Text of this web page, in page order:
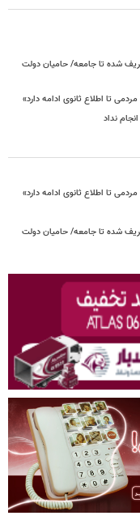
شده تا جامعه/ حامیان دولت
تا اطلاع ثانوی ادامه دارد»
نداد
تا اطلاع ثانوی ادامه دارد»
شده تا جامعه/ حامیان دولت